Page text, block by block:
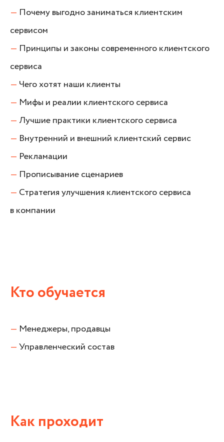
— Почему выгодно заниматься клиентским
сервисом
— Принципы и законы современного клиентского
сервиса
— Чего хотят наши клиенты
— Мифы и реалии клиентского сервиса
— Лучшие практики клиентского сервиса
— Внутренний и внешний клиентский сервис
— Рекламации
— Прописывание сценариев
— Стратегия улучшения клиентского сервиса
в компании
Кто обучается
— Менеджеры, продавцы
—Управленческий состав
Как проходит